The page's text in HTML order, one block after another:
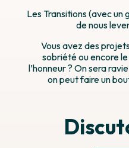
Les Transitions (avec un
de nous
Vous avez des
sobriété ou encore
l’honneur ? On sera
on peut faire un